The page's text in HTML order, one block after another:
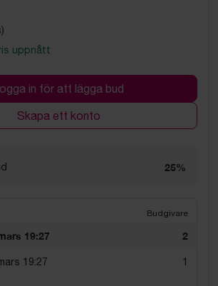
uppnått
in för att lägga bud
Skapa ett konto
25%
Budgivare
19:27 2
19:27 1